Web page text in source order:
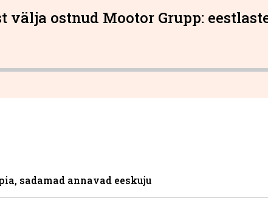
välja ostnud Mootor Grupp:
sadamad annavad eeskuju